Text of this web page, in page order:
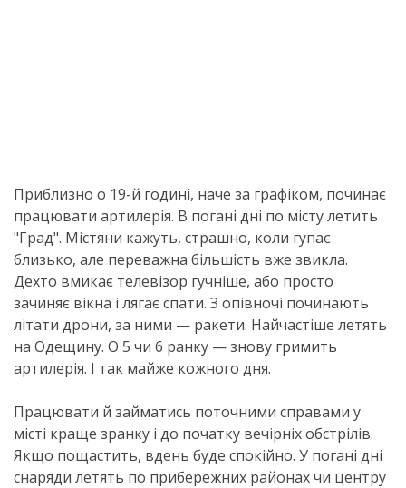
Приблизно о 19-й годині, наче за графіком, починає
працювати артилерія. В погані дні по місту летить
"Град". Містяни кажуть, страшно, коли гупає
близько, але переважна більшість вже звикла.
Дехто вмикає телевізор гучніше, або просто
зачиняє вікна і лягає спати. З опівночі починають
літати дрони, за ними — ракети. Найчастіше летять
на Одещину. О 5 чи 6 ранку — знову гримить
артилерія. І так майже кожного дня.
Працювати й займатись поточними справами у
місті краще зранку і до початку вечірніх обстрілів.
Якщо пощастить, вдень буде спокійно. У погані дні
снаряди летять по прибережних районах чи центру